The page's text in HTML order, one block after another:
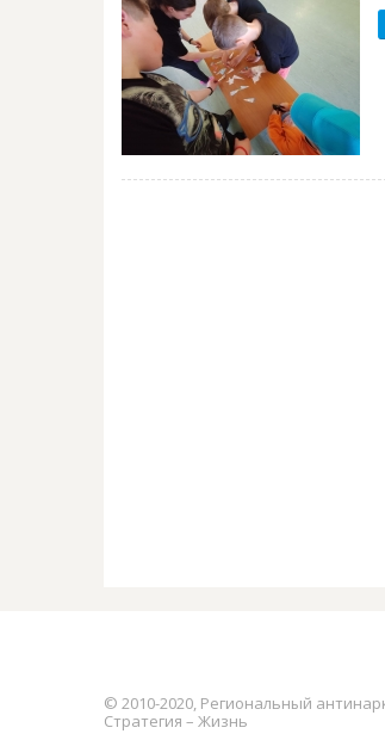
© 2010-2020, Региональный
Стратегия – Жизнь